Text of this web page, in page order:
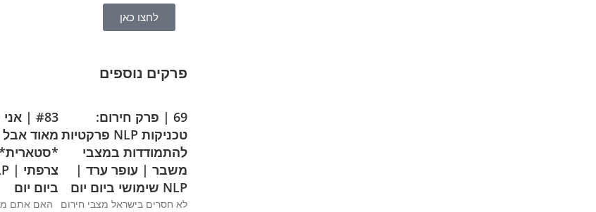
לחצו כאן
פרקים נוספים
69 | פרק חירום:
טכניקות NLP פרקטיות
להתמודדות במצבי
משבר | עופר ערד |
NLP שימושי ביום יום
לא חסרים בישראל מצבי חירום
#83 |
מאוד אבל
ביום יום
האם אתם